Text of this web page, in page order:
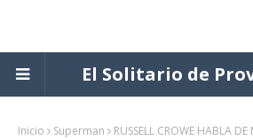
El Solitario de
Inicio Superman RUSSELL CROWE HABLA DE